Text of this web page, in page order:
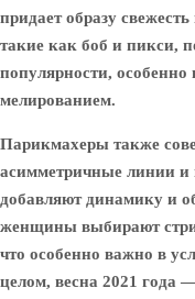
придает образу
такие как боб и пикси,
популярности,
мелированием.
Парикмахеры также
асимметричные линии и
добавляют динамику и
женщины выбирают
что особенно важно в
целом, весна 2021 года